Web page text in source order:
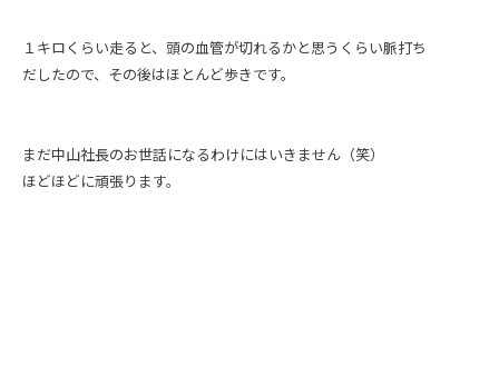
１キロくらい走ると、頭の血管が切れるかと思うくらい脈打ち
だしたので、その後はほとんど歩きです。
まだ中山社長のお世話になるわけにはいきません（笑）
ほどほどに頑張ります。